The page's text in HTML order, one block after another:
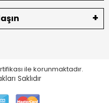
ile korunmaktadır.
Saklıdır